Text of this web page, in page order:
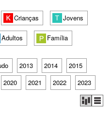
Crianças Jovens
Adultos Família
2013 2014
2015
2020 2021 2022
2023